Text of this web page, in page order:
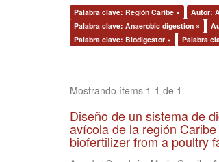
Palabra clave: Región Caribe × Autor:
Palabra clave: Anaerobic digestion ×
Palabra clave: Biodigestor ×
Palabra
Mostrando ítems 1-1 de 1
Diseño de un sistema de
avícola de la región
biofertilizer from a poultry